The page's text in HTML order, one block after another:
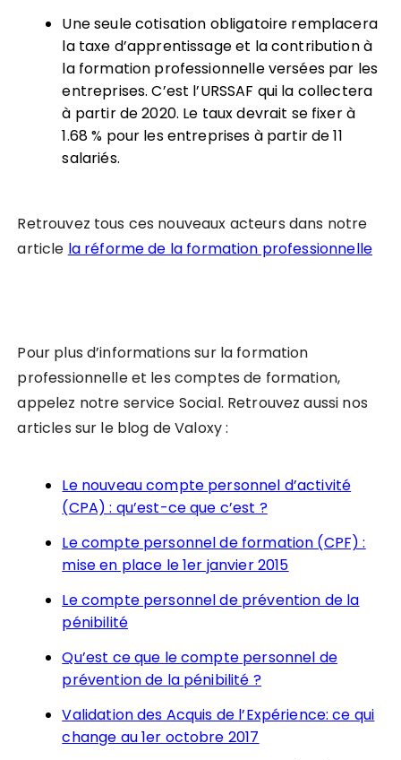
Une seule cotisation obligatoire remplacera
la taxe d’apprentissage et la contribution à
la formation professionnelle versées par les
entreprises. C’est l’URSSAF qui la collectera
à partir de 2020. Le taux devrait se fixer à
1.68 % pour les entreprises à partir de 11
salariés.
Retrouvez tous ces nouveaux acteurs dans notre
article la réforme de la formation professionnelle
Pour plus d’informations sur la formation
professionnelle et les comptes de formation,
appelez notre service Social. Retrouvez aussi nos
articles sur le blog de Valoxy :
Le nouveau compte personnel d’activité
(CPA) : qu’est-ce que c’est ?
Le compte personnel de formation (CPF) :
mise en place le 1er janvier 2015
Le compte personnel de prévention de la
pénibilité
Qu’est ce que le compte personnel de
prévention de la pénibilité ?
Validation des Acquis de l’Expérience: ce qui
change au 1er octobre 2017